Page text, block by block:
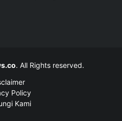
. All Rights reserved.
Policy
Kami